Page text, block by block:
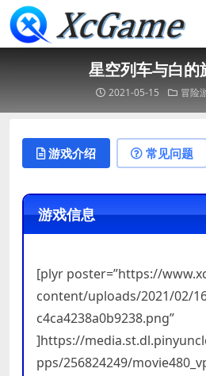
星空列车与白的
2021-05-15 冒险
游戏介绍 常见问题
游戏信息
[plyr poster=”https://
content/uploads/2021/02/
c4ca4238a0b9238.png”
]https://
pps/256824249/